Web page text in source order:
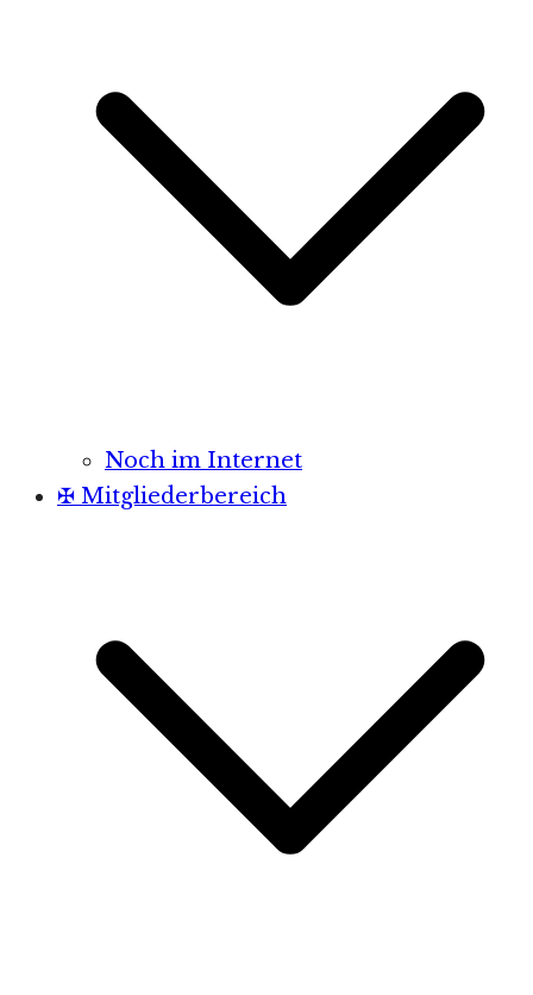
Noch im Internet
✠ Mitgliederbereich